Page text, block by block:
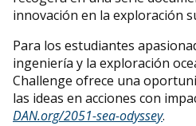
innovación en la exploración
Para los estudiantes
ingeniería y la exploración
Challenge ofrece una
las ideas en acciones con
DAN.org/2051-sea-odyssey.